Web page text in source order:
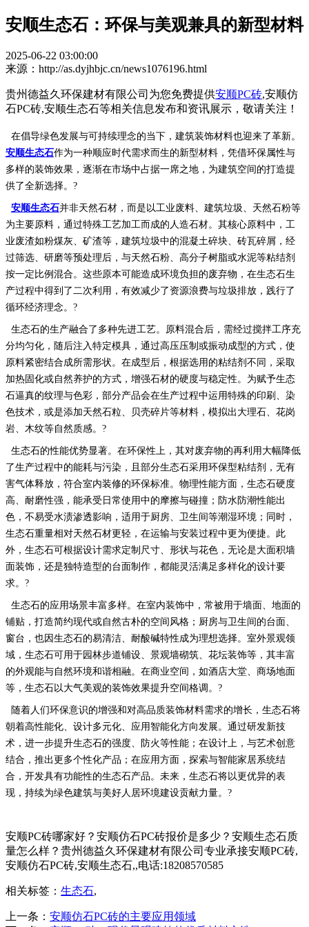
安顺生态石：环保与美观兼具的新型材料
2025-06-22 03:00:00
来源：http://as.dyjhbjc.cn/news1076196.html
贵州德益久环保建材有限公司为您免费提供安顺PC砖,安顺仿
石PC砖,安顺生态石等相关信息发布和资讯展示，敬请关注！
在倡导绿色发展与可持续理念的当下，建筑装饰材料也迎来了革新。
安顺生态石作为一种顺应时代需求而生的新型材料，凭借环保属性与
多样的装饰效果，逐渐在市场中占据一席之地，为建筑空间的打造提
供了全新选择。 ?
安顺生态石并非天然石材，而是以工业废料、建筑垃圾、天然石粉等
为主要原料，通过特殊工艺加工而成的人造石材。其核心原料中，工
业废渣如粉煤灰、矿渣等，建筑垃圾中的混凝土碎块、砖瓦碎屑，经
过筛选、研磨等预处理后，与天然石粉、高分子树脂或水泥等粘结剂
按一定比例混合。这些原本可能造成环境负担的废弃物，在生态石生
产过程中得到了二次利用，有效减少了资源浪费与垃圾排放，践行了
循环经济理念。 ?
生态石的生产融合了多种先进工艺。原料混合后，需经过搅拌工序充
分均匀化，随后注入特定模具，通过高压压制或振动成型的方式，使
原料紧密结合成所需形状。在成型后，根据选用的粘结剂不同，采取
加热固化或自然养护的方式，增强石材的硬度与稳定性。为赋予生态
石逼真的纹理与色彩，部分产品会在生产过程中运用特殊的印刷、染
色技术，或是添加天然石粒、贝壳碎片等材料，模拟出大理石、花岗
岩、木纹等自然质感。 ?
生态石的性能优势显著。在环保性 上，其对废弃物的再利用大幅降低
了生产过程中的能耗与污染，且部分生态石采用环保型粘结剂，无有
害气体释放，符合室内装修的环保标准。 物理性能方面，生态石硬度
高、耐磨性强，能承受日常使用中的摩擦与碰撞；防水防潮性能出
色，不易受水渍渗透影响，适用于厨房、卫生间等潮湿环境；同时，
生态石重量相对天然石材更轻，在运输与安装过程中更为便捷。此
外，生态石可根据设计需求定制尺寸、形状与花色，无论是大面积墙
面装饰，还是独特造型的台面制作，都能灵活满足多样化的设计要
求。 ?
生态石的应用场景丰富多样。在室内装饰中，常被用于墙面、地面的
铺贴，打造简约现代或自然古朴的空间风格；厨房与卫生间的台面、
窗台，也因生态石的易清洁、耐酸碱特性成为理想选择。 室外景观领
域，生态石可用于园林步道铺设、景观墙砌筑、花坛装饰等，其丰富
的外观能与自然环境和谐相融。在商业空间，如酒店大堂、商场地面
等，生态石以大气美观的装饰效果提升空间格调。 ?
随着人们环保意识的增强和对高品质装饰材料需求的增长，生态石将
朝着高性能化、设计多元化、应用智能化方向发展。通过研发新技
术，进一步提升生态石的强度、防火等性能；在设计上，与艺术创意
结合，推出更多个性化产品；在应用方面，探索与智能家居系统结
合，开发具有功能性的生态石产品。未来，生态石将以更优异的表
现，持续为绿色建筑与美好人居环境建设贡献力量。 ?
安顺PC砖哪家好？安顺仿石PC砖报价是多少？安顺生态石质
量怎么样？贵州德益久环保建材有限公司专业承接安顺PC砖,
安顺仿石PC砖,安顺生态石,,电话:18208570585
相关标签： 生态石,
上一条： 安顺仿石PC砖的主要应用领域